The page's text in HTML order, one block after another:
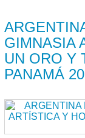
GIMNASIA
UN ORO Y
PANAMÁ